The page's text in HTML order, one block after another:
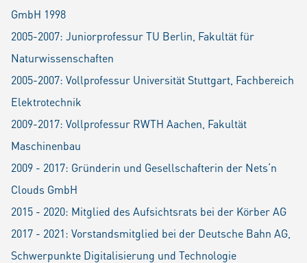
GmbH 1998
2005-2007: Juniorprofessur TU Berlin, Fakultät für
Naturwissenschaften
2005-2007: Vollprofessur Universität Stuttgart, Fachbereich
Elektrotechnik
2009-2017: Vollprofessur RWTH Aachen, Fakultät
Maschinenbau
2009 - 2017: Gründerin und Gesellschafterin der Nets‘n
Clouds GmbH
2015 - 2020: Mitglied des Aufsichtsrats bei der Körber AG
2017 - 2021: Vorstandsmitglied bei der Deutsche Bahn AG,
Schwerpunkte Digitalisierung und Technologie